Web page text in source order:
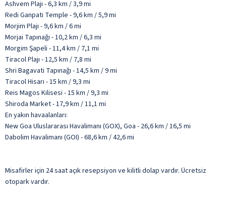
Ashvem Plajı - 6,3 km / 3,9 mi
Redi Ganpati Temple - 9,6 km / 5,9 mi
Morjim Plajı - 9,6 km / 6 mi
Morjai Tapınağı - 10,2 km / 6,3 mi
Morgim Şapeli - 11,4 km / 7,1 mi
Tiracol Plajı - 12,5 km / 7,8 mi
Shri Bagavati Tapınağı - 14,5 km / 9 mi
Tiracol Hisarı - 15 km / 9,3 mi
Reis Magos Kilisesi - 15 km / 9,3 mi
Shiroda Market - 17,9 km / 11,1 mi
En yakın havaalanları:
New Goa Uluslararası Havalimanı (GOX), Goa - 26,6 km / 16,5 mi
Dabolim Havalimanı (GOI) - 68,6 km / 42,6 mi
Misafirler için 24 saat açık resepsiyon ve kilitli dolap vardır. Ücretsiz
otopark vardır.